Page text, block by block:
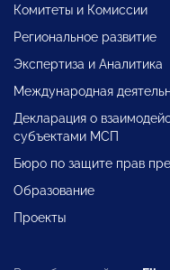
Комитеты и Комиссии
Региональное развитие
Экспертиза и Аналитика
Международная
Декларация о
субъектами МСП
Бюро по защите прав
Образование
Проекты